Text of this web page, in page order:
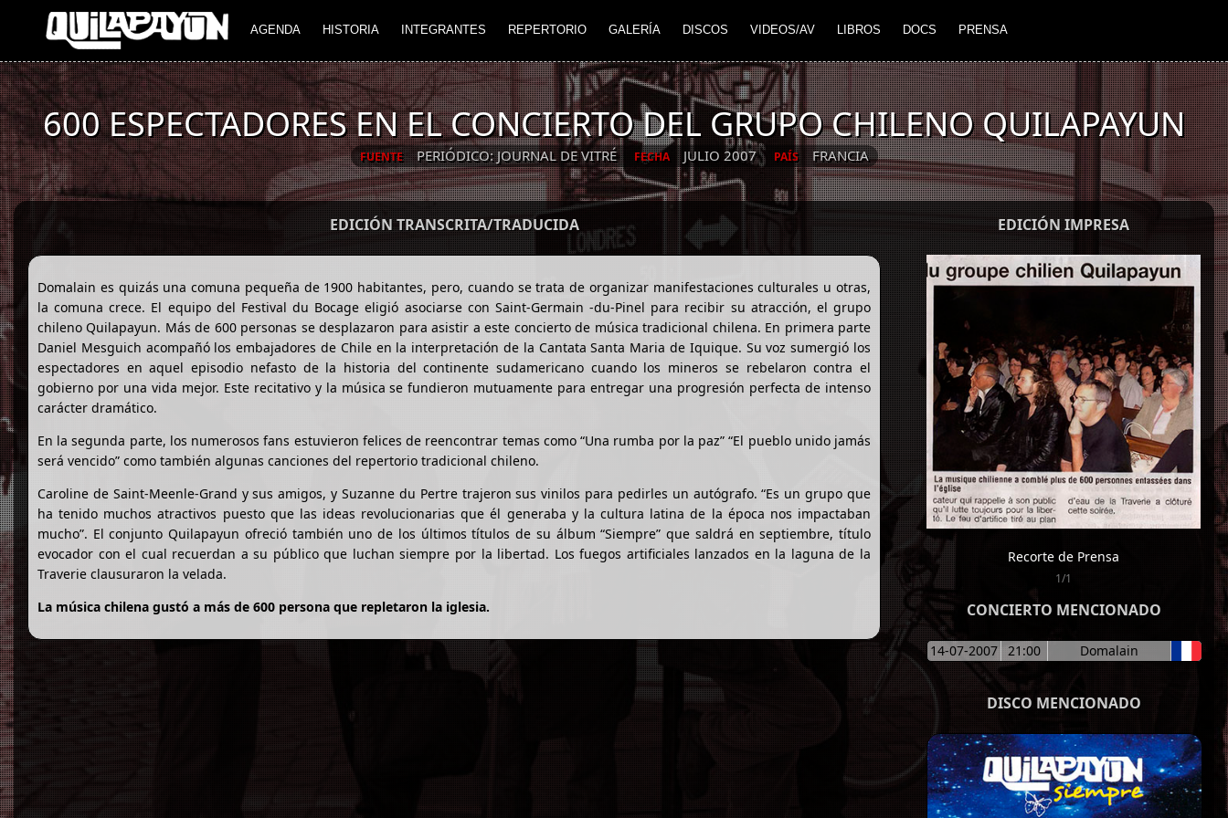
AGENDA HISTORIA INTEGRANTES REPERTORIO GALERÍA DISCOS VIDEOS/AV LIBROS DOCS PRENSA
600 ESPECTADORES EN EL CONCIERTO DEL GRUPO CHILENO QUILAPAYUN
FUENTE PERIÓDICO: JOURNAL DE VITRÉ FECHA JULIO 2007 PAÍS FRANCIA
EDICIÓN TRANSCRITA/TRADUCIDA
Domalain es quizás una comuna pequeña de 1900 habitantes, pero, cuando se trata de organizar manifestaciones culturales u otras,
la comuna crece. El equipo del Festival du Bocage eligió asociarse con Saint-Germain -du-Pinel para recibir su atracción, el grupo
chileno Quilapayun. Más de 600 personas se desplazaron para asistir a este concierto de música tradicional chilena. En primera parte
Daniel Mesguich acompañó los embajadores de Chile en la interpretación de la Cantata Santa Maria de Iquique. Su voz sumergió los
espectadores en aquel episodio nefasto de la historia del continente sudamericano cuando los mineros se rebelaron contra el
gobierno por una vida mejor. Este recitativo y la música se fundieron mutuamente para entregar una progresión perfecta de intenso
carácter dramático.
En la segunda parte, los numerosos fans estuvieron felices de reencontrar temas como “Una rumba por la paz” “El pueblo unido jamás
será vencido” como también algunas canciones del repertorio tradicional chileno.
Caroline de Saint-Meenle-Grand y sus amigos, y Suzanne du Pertre trajeron sus vinilos para pedirles un autógrafo. “Es un grupo que
ha tenido muchos atractivos puesto que las ideas revolucionarias que él generaba y la cultura latina de la época nos impactaban
mucho”. El conjunto Quilapayun ofreció también uno de los últimos títulos de su álbum “Siempre” que saldrá en septiembre, título
evocador con el cual recuerdan a su público que luchan siempre por la libertad. Los fuegos artificiales lanzados en la laguna de la
Traverie clausuraron la velada.
La música chilena gustó a más de 600 persona que repletaron la iglesia.
EDICIÓN IMPRESA
Recorte de Prensa
1/1
CONCIERTO MENCIONADO
14-07-2007 21:00 Domalain
DISCO MENCIONADO